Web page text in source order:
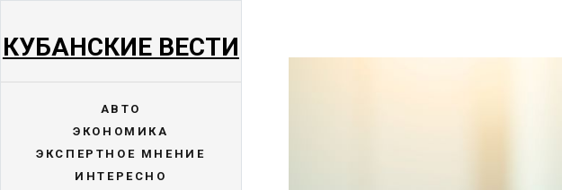
КУБАНСКИЕ ВЕСТИ
АВТО
ЭКОНОМИКА
ЭКСПЕРТНОЕ МНЕНИЕ
ИНТЕРЕСНО